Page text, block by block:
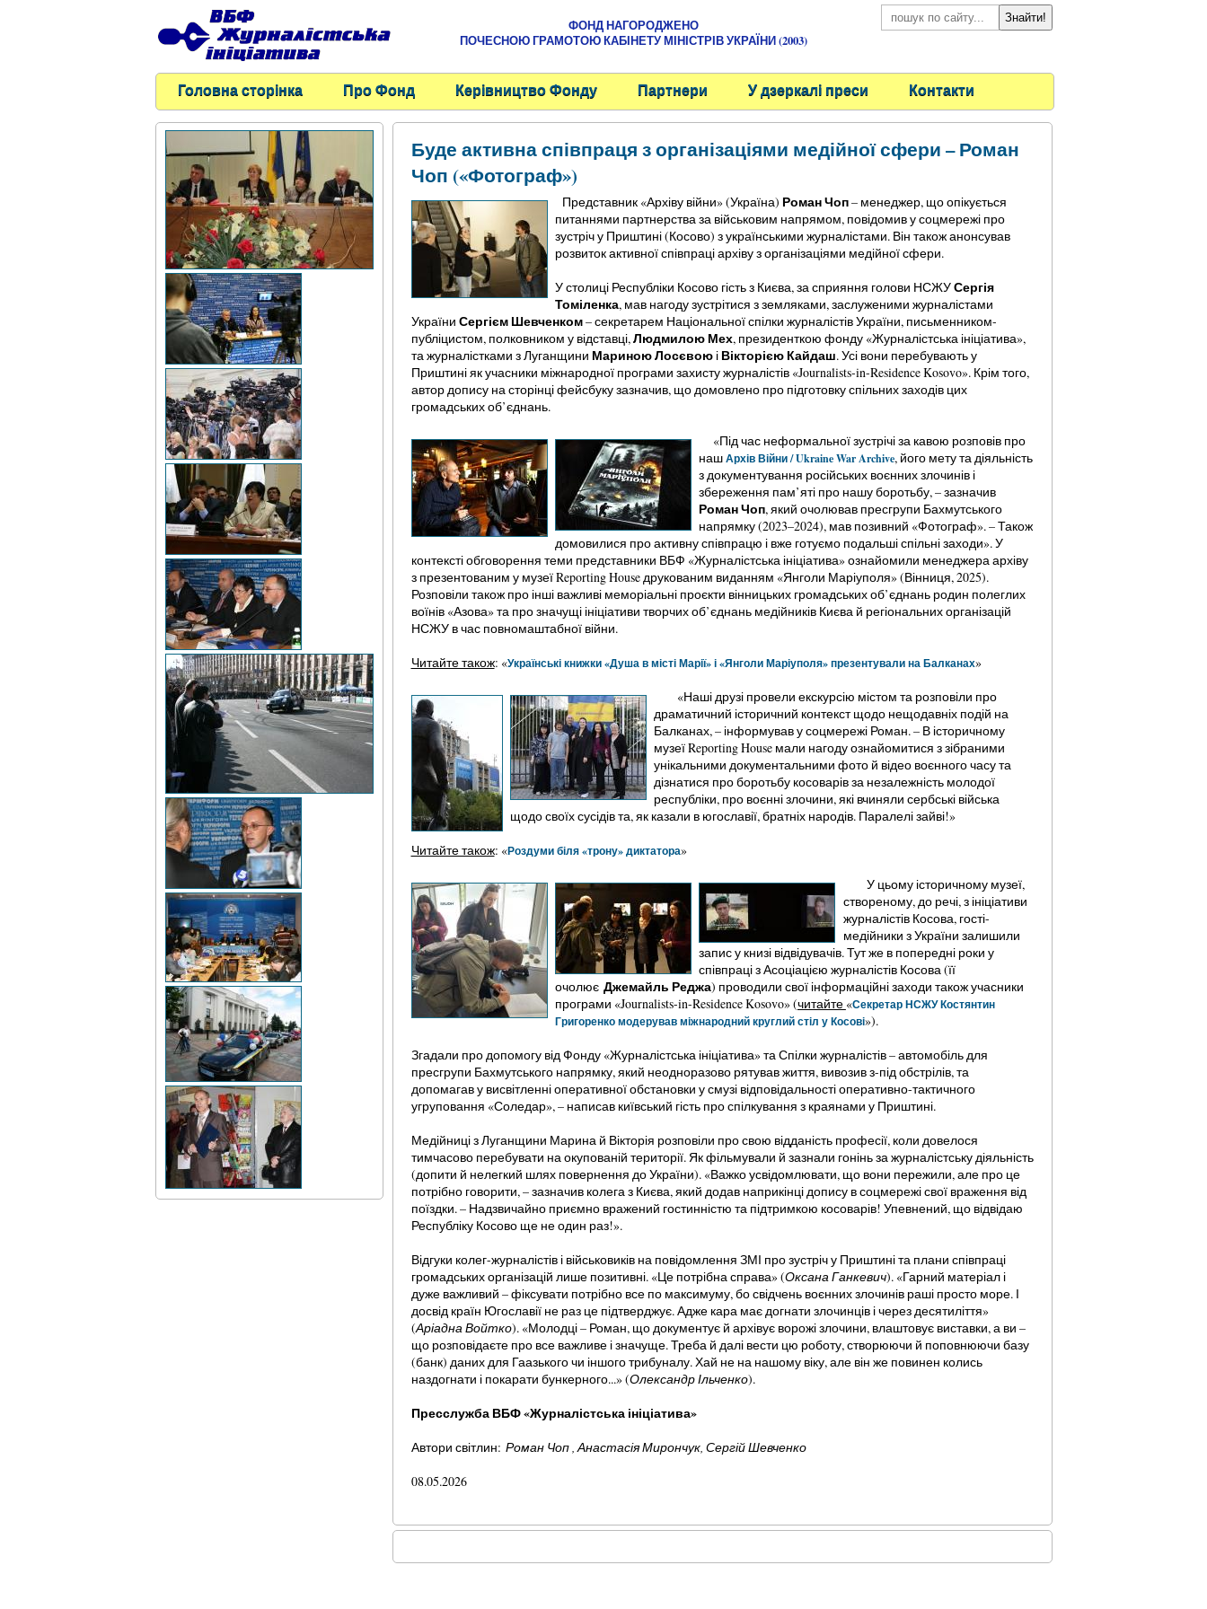
ФОНД НАГОРОДЖЕНО
ПОЧЕСНОЮ ГРАМОТОЮ КАБІНЕТУ МІНІСТРІВ УКРАЇНИ (2003)
Головна сторінка Про Фонд Керівництво Фонду Партнери У дзеркалі преси Контакти
Буде активна співпраця з організаціями медійної сфери – Роман
Чоп («Фотограф»)
Представник «Архіву війни» (Україна) Роман Чоп– менеджер, що опікується
питаннями партнерства за військовим напрямом, повідомив у соцмережі про
зустріч у Приштині (Косово) з українськими журналістами. Він також анонсував
розвиток активної співпраці архіву з організаціями медійної сфери.
У столиці Республіки Косово гість з Києва, за сприяння голови НСЖУСергія
Томіленка, мав нагоду зустрітися з земляками, заслуженими журналістами
України Сергієм Шевченком– секретарем Національної спілки журналістів України, письменником-
публіцистом, полковником у відставці,Людмилою Мех, президенткою фонду «Журналістська ініціатива»,
та журналістками з Луганщини Мариною Лосєвоюі Вікторією Кайдаш. Усі вони перебувають у
Приштині як учасники міжнародної програми захисту журналістів «Journalists-in-Residence Kosovo». Крім того,
автор допису на сторінці фейсбуку зазначив, що домовлено про підготовку спільних заходів цих
громадських об’єднань.
«Під час неформальної зустрічі за кавою розповів про
нашАрхів Війни / Ukraine War Archive, його мету та діяльність
з документування російських воєнних злочинів і
збереження пам’яті про нашу боротьбу, – зазначив
Роман Чоп, який очолював пресгрупи Бахмутського
напрямку (2023–2024), мав позивний «Фотограф». – Також
домовилися про активну співпрацю і вже готуємо подальші спільні заходи». У
контексті обговорення теми представники ВБФ «Журналістська ініціатива» ознайомили менеджера архіву
з презентованим у музеї Reporting House друкованим виданням «Янголи Маріуполя» (Вінниця, 2025).
Розповіли також про інші важливі меморіальні проєкти вінницьких громадських об’єднань родин полеглих
воїнів «Азова» та про значущі ініціативи творчих об’єднань медійників Києва й регіональних організацій
НСЖУ в час повномаштабної війни.
Читайте також: «Українські книжки «Душа в місті Марії» і «Янголи Маріуполя» презентували на Балканах»
«Наші друзі провели екскурсію містом та розповіли про
драматичний історичний контекст щодо нещодавніх подій на
Балканах, – інформував у соцмережі Роман. – В історичному
музеї Reporting House мали нагоду ознайомитися з зібраними
унікальними документальними фото й відео воєнного часу та
дізнатися про боротьбу косоварів за незалежність молодої
республіки, про воєнні злочини, які вчиняли сербські війська
щодо своїх сусідів та, як казали в югославії, братніх народів. Паралелі зайві!»
Читайте також: «Роздуми біля «трону» диктатора»
У цьому історичному музеї,
створеному, до речі, з ініціативи
журналістів Косова, гості-
медійники з України залишили
запис у книзі відвідувачів. Тут же в попередні роки у
співпраці з Асоціацією журналістів Косова (її
очолює Джемайль Реджа) проводили свої інформаційні заходи також учасники
програми «Journalists-in-Residence Kosovo» (читайте «Секретар НСЖУ Костянтин
Григоренко модерував міжнародний круглий стіл у Косові»).
Згадали про допомогу від Фонду «Журналістська ініціатива» та Спілки журналістів – автомобіль для
пресгрупи Бахмутського напрямку, який неодноразово рятував життя, вивозив з-під обстрілів, та
допомагав у висвітленні оперативної обстановки у смузі відповідальності оперативно-тактичного
угруповання «Соледар», – написав київський гість про спілкування з краянами у Приштині.
Медійниці з Луганщини Марина й Вікторія розповіли про свою відданість професії, коли довелося
тимчасово перебувати на окупованій території. Як фільмували й зазнали гонінь за журналістську діяльність
(допити й нелегкий шлях повернення до України). «Важко усвідомлювати, що вони пережили, але про це
потрібно говорити, – зазначив колега з Києва, який додав наприкінці допису в соцмережі свої враження від
поїздки. – Надзвичайно приємно вражений гостинністю та підтримкою косоварів! Упевнений, що відвідаю
Республіку Косово ще не один раз!».
Відгуки колег-журналістів і військовиків на повідомлення ЗМІ про зустріч у Приштині та плани співпраці
громадських організацій лише позитивні. «Це потрібна справа» (Оксана Ганкевич). «Гарний матеріал і
дуже важливий – фіксувати потрібно все по максимуму, бо свідчень воєнних злочинів раші просто море. І
досвід країн Югославії не раз це підтверджує. Адже кара має догнати злочинців і через десятиліття»
(Аріадна Войтко). «Молодці – Роман, що документує й архівує ворожі злочини, влаштовує виставки, а ви –
що розповідаєте про все важливе і значуще. Треба й далі вести цю роботу, створюючи й поповнюючи базу
(банк) даних для Гаазького чи іншого трибуналу. Хай не на нашому віку, але він же повинен колись
наздогнати і покарати бункерного...» (Олександр Ільченко).
Пресслужба ВБФ «Журналістська ініціатива»
Автори світлин: Роман Чоп , Анастасія Мирончук, Сергій Шевченко
08.05.2026